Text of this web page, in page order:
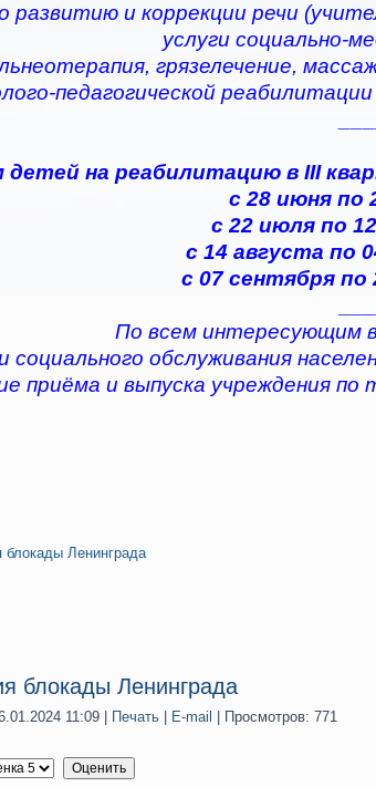
развитию и коррекции речи
услуги социально-
грязелечение,
педагогической
детей на реабилитацию в III
с 28 июня по
с 22 июля по
с 14 августа по
с 07 сентября по
По всем интересующим
социального обслуживания
приёма и выпуска учреждения по
блокады Ленинграда
блокады Ленинграда
11:09 Печать E-mail | Просмотров: 771